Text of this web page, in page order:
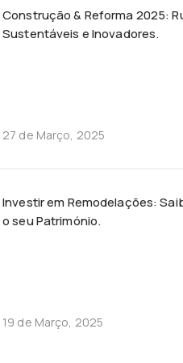
Construção & Reforma 2025:
Sustentáveis e Inovadores.
27 de Março, 2025
Investir em Remodelações:
o seu Património.
19 de Março, 2025